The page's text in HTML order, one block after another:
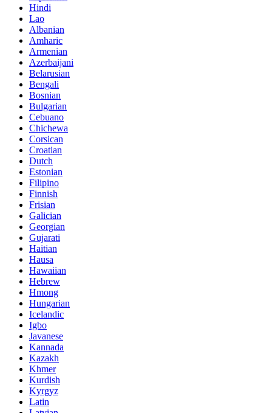
Hindi
Lao
Albanian
Amharic
Armenian
Azerbaijani
Belarusian
Bengali
Bosnian
Bulgarian
Cebuano
Chichewa
Corsican
Croatian
Dutch
Estonian
Filipino
Finnish
Frisian
Galician
Georgian
Gujarati
Haitian
Hausa
Hawaiian
Hebrew
Hmong
Hungarian
Icelandic
Igbo
Javanese
Kannada
Kazakh
Khmer
Kurdish
Kyrgyz
Latin